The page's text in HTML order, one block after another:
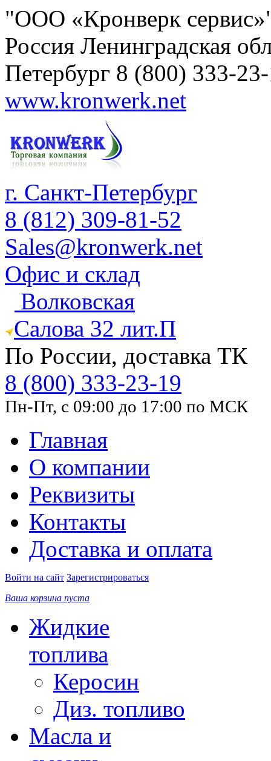
"ООО «Кронверк
Россия Ленинградская
Петербург 8 (800) 333-
www.kronwerk.net
г. Санкт-Петербург
8 (812) 309-81-52
Sales@kronwerk.net
Офис и склад
Волковская
Салова 32 лит.П
По России, доставка ТК
8 (800) 333-23-19
Пн-Пт, с 09:00 до 17:00 по МСК
Главная
О компании
Реквизиты
Контакты
Доставка и оплата
Войти на сайт Зарегистрироваться
Ваша корзина пуста
Жидкие
топлива
Керосин
Диз. топливо
Масла и